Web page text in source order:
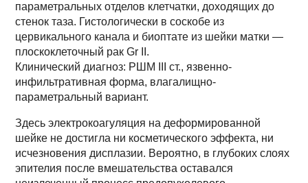
параметральных отделов клетчатки, доходящих до
стенок таза. Гистологически в соскобе из
цервикального канала и биоптате из шейки матки —
плоскоклеточный рак Gr II.
Клинический диагноз: РШМ III ст., язвенно-
инфильтративная форма, влагалищно­-
параметральный вариант.
Здесь электрокоагуляция на деформированной
шейке не достигла ни косметического эффекта, ни
исчезновения дисплазии. Вероятно, в глубоких слоях
эпителия после вмешательства оставался